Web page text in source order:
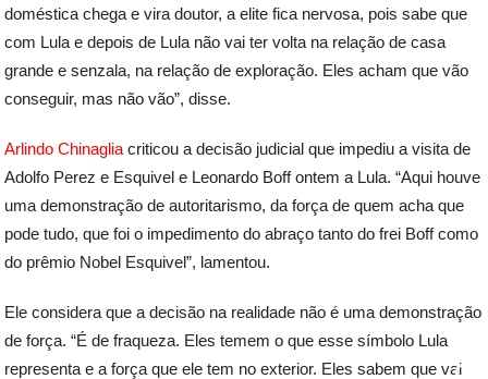
doméstica chega e vira doutor, a elite fica nervosa, pois sabe que
com Lula e depois de Lula não vai ter volta na relação de casa
grande e senzala, na relação de exploração. Eles acham que vão
conseguir, mas não vão”, disse.
Arlindo Chinaglia criticou a decisão judicial que impediu a visita de
Adolfo Perez e Esquivel e Leonardo Boff ontem a Lula. “Aqui houve
uma demonstração de autoritarismo, da força de quem acha que
pode tudo, que foi o impedimento do abraço tanto do frei Boff como
do prêmio Nobel Esquivel”, lamentou.
Ele considera que a decisão na realidade não é uma demonstração
de força. “É de fraqueza. Eles temem o que esse símbolo Lula
representa e a força que ele tem no exterior. Eles sabem que vai